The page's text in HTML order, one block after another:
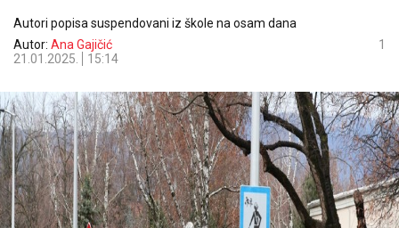
Autori popisa suspendovani iz škole na osam dana
Autor: Ana Gajičić
21.01.2025.
15:14
1